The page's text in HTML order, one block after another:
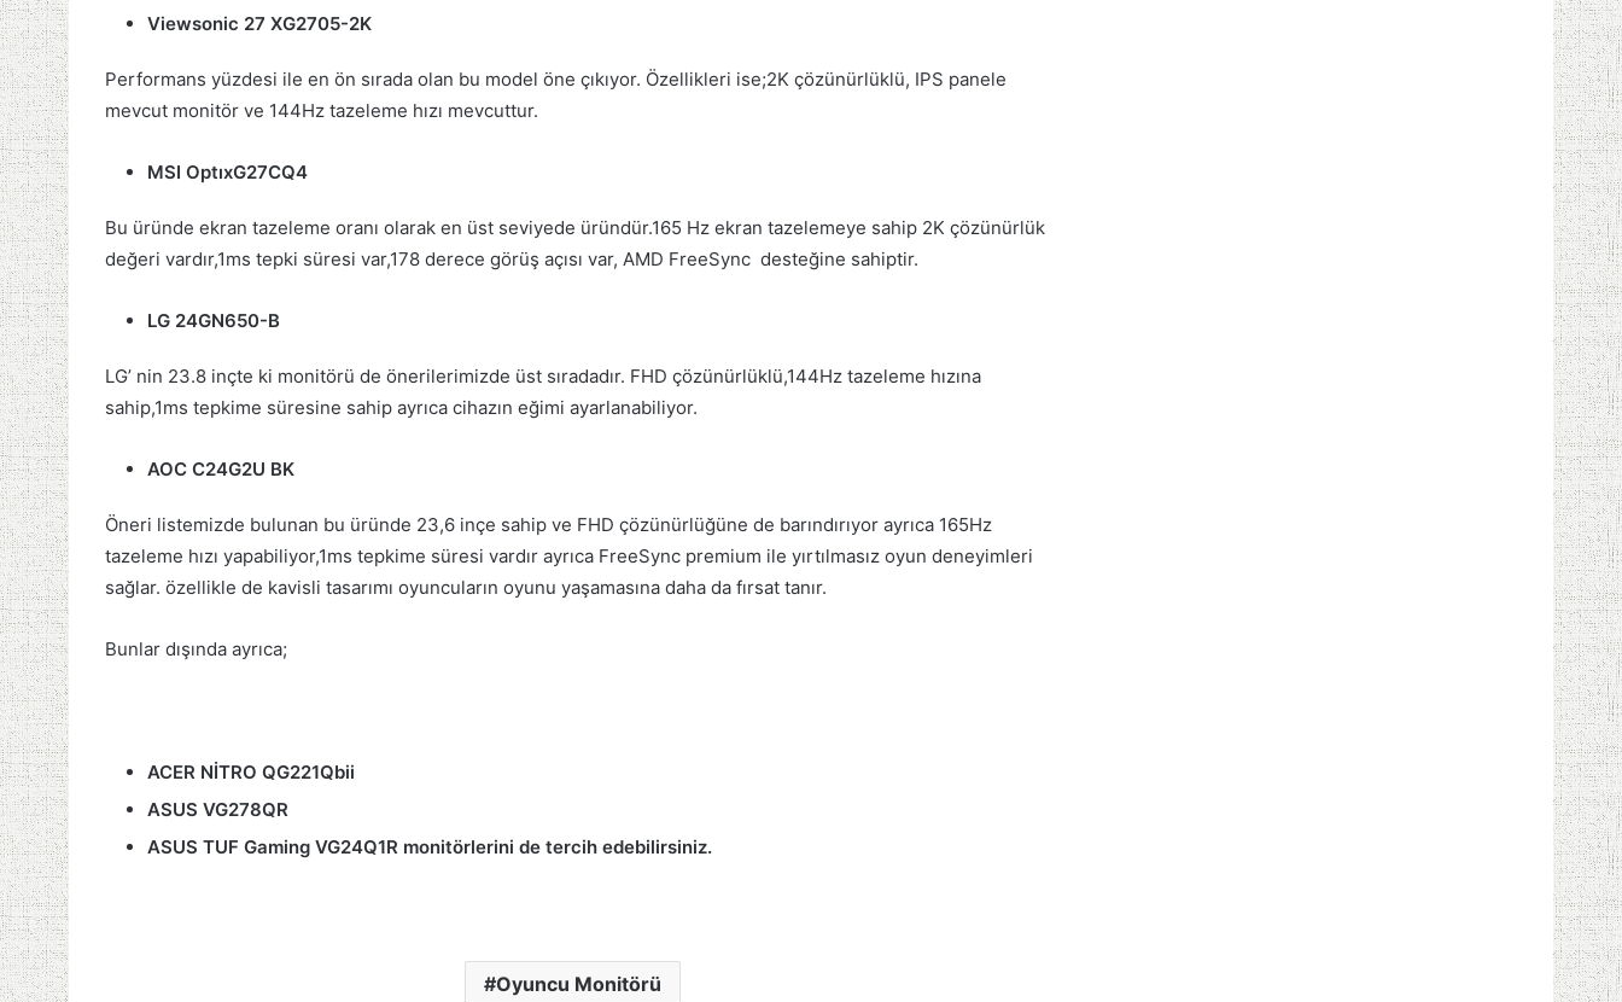
Viewsonic 27 XG2705-2K
Performans yüzdesi ile en ön sırada olan bu model öne çıkıyor. Özellikleri ise;2K çözünürlüklü, IPS panele
mevcut monitör ve 144Hz tazeleme hızı mevcuttur.
MSI OptıxG27CQ4
Bu üründe ekran tazeleme oranı olarak en üst seviyede üründür.165 Hz ekran tazelemeye sahip 2K çözünürlük
değeri vardır,1ms tepki süresi var,178 derece görüş açısı var, AMD FreeSync desteğine sahiptir.
LG 24GN650-B
LG’ nin 23.8 inçte ki monitörü de önerilerimizde üst sıradadır. FHD çözünürlüklü,144Hz tazeleme hızına
sahip,1ms tepkime süresine sahip ayrıca cihazın eğimi ayarlanabiliyor.
AOC C24G2U BK
Öneri listemizde bulunan bu üründe 23,6 inçe sahip ve FHD çözünürlüğüne de barındırıyor ayrıca 165Hz
tazeleme hızı yapabiliyor,1ms tepkime süresi vardır ayrıca FreeSync premium ile yırtılmasız oyun deneyimleri
sağlar. özellikle de kavisli tasarımı oyuncuların oyunu yaşamasına daha da fırsat tanır.
Bunlar dışında ayrıca;
ACER NİTRO QG221Qbii
ASUS VG278QR
ASUS TUF Gaming VG24Q1R monitörlerini de tercih edebilirsiniz.
Oyuncu Monitörü